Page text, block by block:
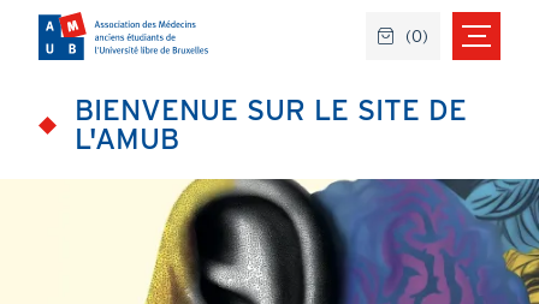
contenu
BIENVENUE SUR LE SITE DE
L'AMUB
(0)